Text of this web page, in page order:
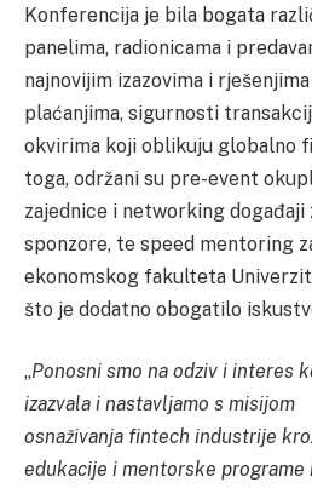
Konferencija je bila bogata
panelima, radionicama i
najnovijim izazovima i
plaćanjima, sigurnosti
okvirima koji oblikuju globalno
toga, održani su pre-event
zajednice i networking događaji
sponzore, te speed mentoring
ekonomskog fakulteta
što je dodatno obogatilo
„Ponosni smo na odziv i interes
izazvala i nastavljamo s misijom
osnaživanja fintech industrije
edukacije i mentorske